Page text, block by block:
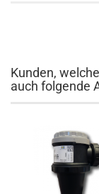
Kunden,
auch folgende